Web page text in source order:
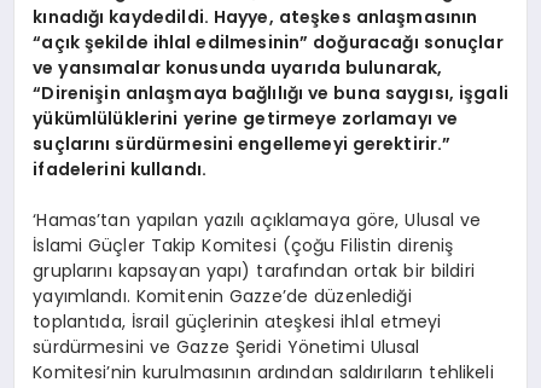
kınadığı kaydedildi. Hayye, ateşkes anlaşmasının
“açık şekilde ihlal edilmesinin” doğuracağı sonuçlar
ve yansımalar konusunda uyarıda bulunarak,
“Direnişin anlaşmaya bağlılığı ve buna saygısı, işgali
yükümlülüklerini yerine getirmeye zorlamayı ve
suçlarını sürdürmesini engellemeyi gerektirir.”
ifadelerini kullandı.
‘Hamas’tan yapılan yazılı açıklamaya göre, Ulusal ve
İslami Güçler Takip Komitesi (çoğu Filistin direniş
gruplarını kapsayan yapı) tarafından ortak bir bildiri
yayımlandı. Komitenin Gazze’de düzenlediği
toplantıda, İsrail güçlerinin ateşkesi ihlal etmeyi
sürdürmesini ve Gazze Şeridi Yönetimi Ulusal
Komitesi’nin kurulmasının ardından saldırıların tehlikeli